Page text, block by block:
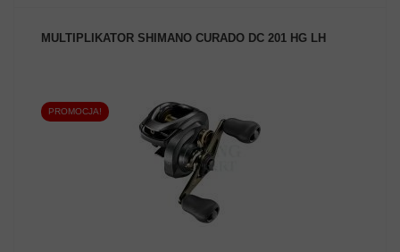
MULTIPLIKATOR SHIMANO CURADO DC 201 HG LH
ZOBACZ PRODUKT
PROMOCJA!